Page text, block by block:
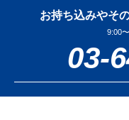
お持ち込みやそ
9:00
03-